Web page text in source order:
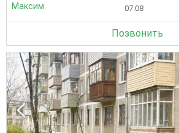
Максим 07.08
Позвонить